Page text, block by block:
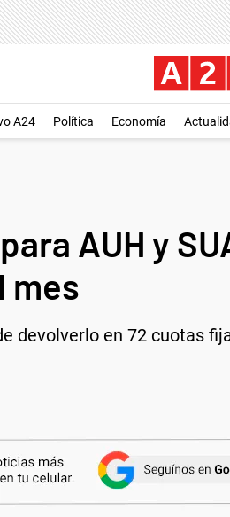
A24 Política Economía
AUH y
mes
devolverlo en 72 cuotas